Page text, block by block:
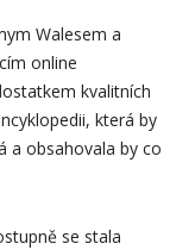
Walesem a
online
kvalitních
která by
a obsahovala by co
se stala